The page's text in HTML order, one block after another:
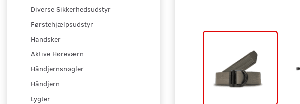
Diverse Sikkerhedsudstyr
Førstehjælpsudstyr
Handsker
Aktive Høreværn
Håndjernsnøgler
Håndjern
Lygter